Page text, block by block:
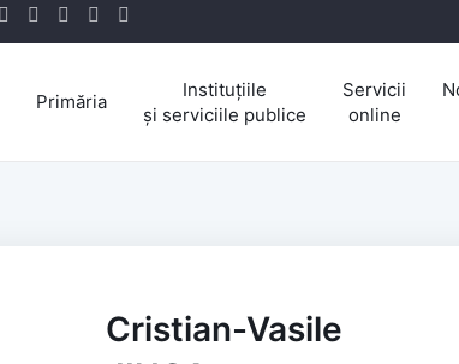
Primăria
Instituțiile
și serviciile publice
Servicii
online
Cristian-Vasile